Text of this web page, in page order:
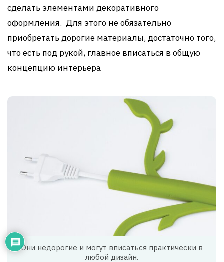
сделать элементами декоративного
оформления. Для этого не обязательно
приобретать дорогие материалы, достаточно того,
что есть под рукой, главное вписаться в общую
концепцию интерьера
Они недорогие и могут вписаться практически в
любой дизайн.